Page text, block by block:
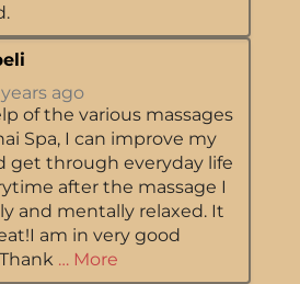
ago
of the various massages
Spa, I can improve my
get through everyday life
after the massage I
and mentally relaxed. It
am in very good
… More